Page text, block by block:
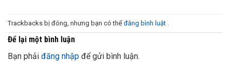
Trackbacks bị đóng, nhưng bạn có thể đăng bình luật
Để lại một bình luận
Bạn phải đăng nhập để gửi bình luận.